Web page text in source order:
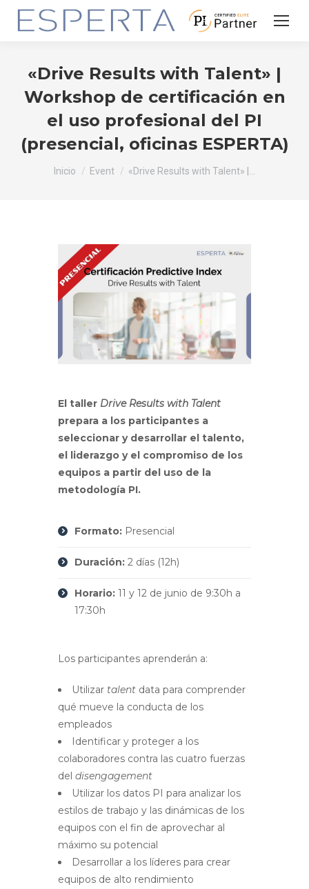
«Drive Results with Talent» |
Workshop de certificación en
el uso profesional del PI
(presencial, oficinas ESPERTA)
Estás aquí:
Inicio Event «Drive Results with Talent» |…
El taller Drive Results with Talent
prepara a los participantes a
seleccionar y desarrollar el talento,
el liderazgo y el compromiso de los
equipos a partir del uso de la
metodología PI.
Formato: Presencial
Duración: 2 días (12h)
Horario: 11 y 12 de junio de 9:30h a
17:30h
Los participantes aprenderán a:
Utilizar talent data para comprender
qué mueve la conducta de los
empleados
Identificar y proteger a los
colaboradores contra las cuatro fuerzas
del disengagement
Utilizar los datos PI para analizar los
estilos de trabajo y las dinámicas de los
equipos con el fin de aprovechar al
máximo su potencial
Desarrollar a los líderes para crear
equipos de alto rendimiento